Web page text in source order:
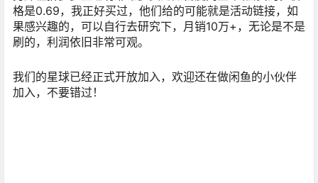
格是0.69，我正好买过，他们给的可能就是活动链接，如
果感兴趣的，可以自行去研究下，月销10万+，无论是不是
刷的，利润依旧非常可观。
我们的星球已经正式开放加入，欢迎还在做闲鱼的小伙伴
加入，不要错过！